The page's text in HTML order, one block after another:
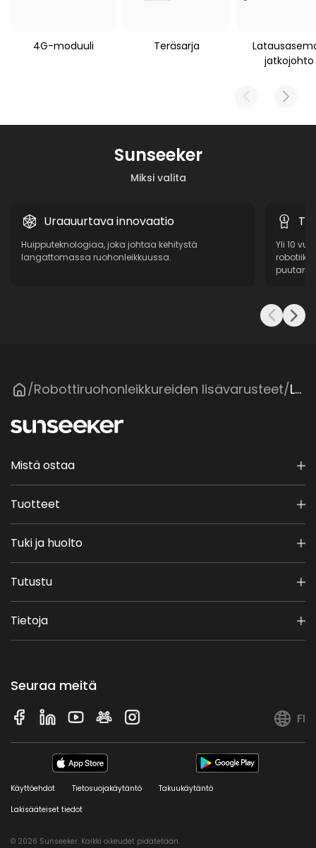
4G-moduuli Teräsarja
jatkojohto
Miksi valita
Sunseeker
Uraauurtava innovaatio
Huipputeknologiaa, joka johtaa kehitystä
langattomassa ruohonleikkuussa.
Yli 10
/Robottiruohonleikkureiden lisävarusteet/ Levy- ja teräsarja
Mistä ostaa
Tuotteet
Tuki ja huolto
Tutustu
Tietoja
Seuraa meitä
FI
Käyttöehdot Tietosuojakäytäntö
Takuukäytäntö
Lakisääteiset tiedot
© 2026 Sunseeker. Kaikki oikeudet pidätetään.